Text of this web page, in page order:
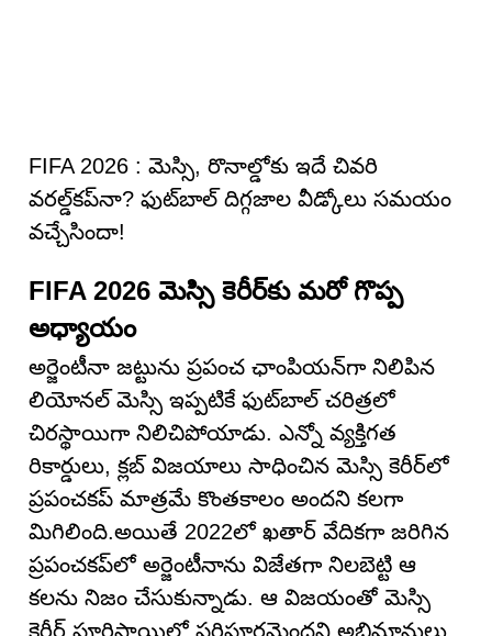
FIFA 2026 : మెస్సి, రొనాల్డోకు ఇదే చివరి
వరల్డ్‌కప్‌నా? ఫుట్‌బాల్ దిగ్గజాల వీడ్కోలు సమయం
వచ్చేసిందా!
FIFA 2026 మెస్సి కెరీర్‌కు మరో గొప్ప
అధ్యాయం
అర్జెంటీనా జట్టును ప్రపంచ ఛాంపియన్‌గా నిలిపిన
లియోనల్ మెస్సి ఇప్పటికే ఫుట్‌బాల్ చరిత్రలో
చిరస్థాయిగా నిలిచిపోయాడు. ఎన్నో వ్యక్తిగత
రికార్డులు, క్లబ్ విజయాలు సాధించిన మెస్సి కెరీర్‌లో
ప్రపంచకప్ మాత్రమే కొంతకాలం అందని కలగా
మిగిలింది.అయితే 2022లో ఖతార్ వేదికగా జరిగిన
ప్రపంచకప్‌లో అర్జెంటీనాను విజేతగా నిలబెట్టి ఆ
కలను నిజం చేసుకున్నాడు. ఆ విజయంతో మెస్సి
కెరీర్ పూర్తిస్థాయిలో పరిపూర్ణమైందని అభిమానులు